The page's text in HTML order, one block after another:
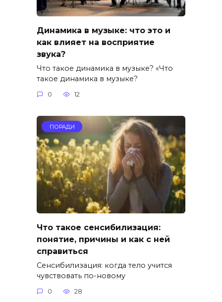
Динамика в музыке: что это и
как влияет на восприятие
звука?
Что такое динамика в музыке? «Что
такое динамика в музыке?
0 12
ПОРАДИ
Что такое сенсибилизация:
понятие, причины и как с ней
справиться
Сенсибилизация: когда тело учится
чувствовать по-новому
0 28